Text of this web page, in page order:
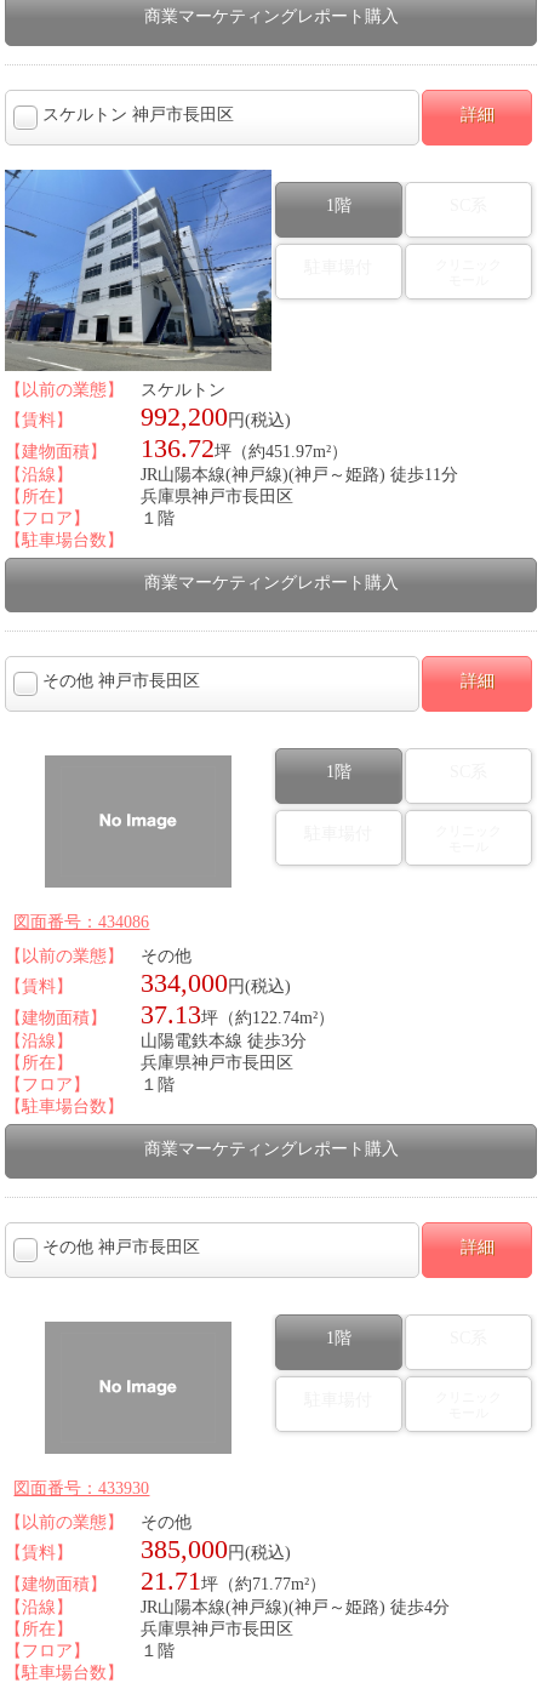
商業マーケティングレポート購入
スケルトン 神戸市長田区 詳細
1階
図面番号：434593
【以前の業態】
スケルトン
【賃料】
992,200円(税込)
【建物面積】
136.72坪（約451.97m²）
【沿線】
JR山陽本線(神戸線)(神戸～姫路) 徒歩11分
【所在】
兵庫県神戸市長田区
【フロア】
１階
【駐車場台数】
商業マーケティングレポート購入
その他 神戸市長田区 詳細
1階
図面番号：434086
【以前の業態】
その他
【賃料】
334,000円(税込)
【建物面積】
37.13坪（約122.74m²）
【沿線】
山陽電鉄本線 徒歩3分
【所在】
兵庫県神戸市長田区
【フロア】
１階
【駐車場台数】
商業マーケティングレポート購入
その他 神戸市長田区 詳細
1階
図面番号：433930
【以前の業態】
その他
【賃料】
385,000円(税込)
【建物面積】
21.71坪（約71.77m²）
【沿線】
JR山陽本線(神戸線)(神戸～姫路) 徒歩4分
【所在】
兵庫県神戸市長田区
【フロア】
１階
【駐車場台数】